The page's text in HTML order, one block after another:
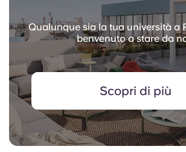
Qualunque sia la tua università a
benvenuto a stare da
Scopri di più